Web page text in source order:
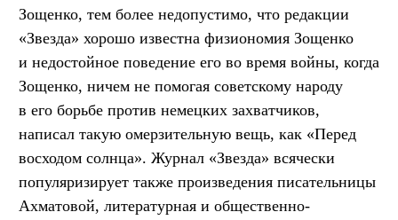
Зощенко, тем более недопустимо, что редакции
«Звезда» хорошо известна физиономия Зощенко
и недостойное поведение его во время войны, когда
Зощенко, ничем не помогая советскому народу
в его борьбе против немецких захватчиков,
написал такую омерзительную вещь, как «Перед
восходом солнца». Журнал «Звезда» всячески
популяризирует также произведения писательницы
Ахматовой, литературная и общественно-